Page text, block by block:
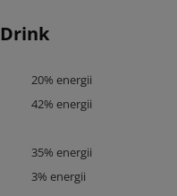
20% energii
42% energii
35% energii
3% energii